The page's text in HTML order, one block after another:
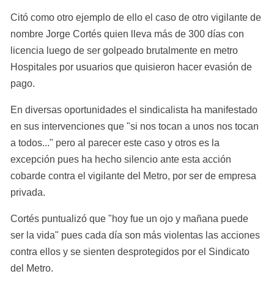
Citó como otro ejemplo de ello el caso de otro vigilante de
nombre Jorge Cortés quien lleva más de 300 días con
licencia luego de ser golpeado brutalmente en metro
Hospitales por usuarios que quisieron hacer evasión de
pago.
En diversas oportunidades el sindicalista ha manifestado
en sus intervenciones que "si nos tocan a unos nos tocan
a todos..." pero al parecer este caso y otros es la
excepción pues ha hecho silencio ante esta acción
cobarde contra el vigilante del Metro, por ser de empresa
privada.
Cortés puntualizó que "hoy fue un ojo y mañana puede
ser la vida" pues cada día son más violentas las acciones
contra ellos y se sienten desprotegidos por el Sindicato
del Metro.